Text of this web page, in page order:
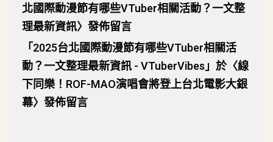
北國際動漫節有哪些VTuber相關活動？一文整
理最新資訊〉發佈留言
「2025台北國際動漫節有哪些VTuber相關活
動？一文整理最新資訊 - VTuberVibes」於〈線
下同樂！ROF-MAO演唱會將登上台北電影大銀
幕〉發佈留言